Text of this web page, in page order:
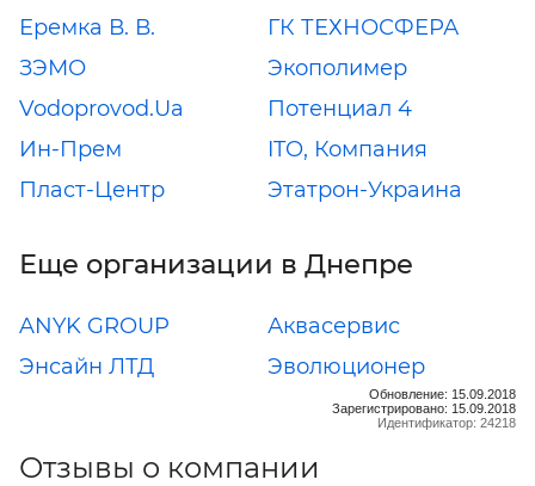
Еремка В. В.
ГК ТЕХНОСФЕРА
ЗЭМО
Экополимер
Vodoprovod.Ua
Потенциал 4
Ин-Прем
ITO, Компания
Пласт-Центр
Этатрон-Украина
Еще организации в Днепре
ANYK GROUP
Аквасервис
Энсайн ЛТД
Эволюционер
Обновление: 15.09.2018
Зарегистрировано: 15.09.2018
Идентификатор: 24218
Отзывы о компании